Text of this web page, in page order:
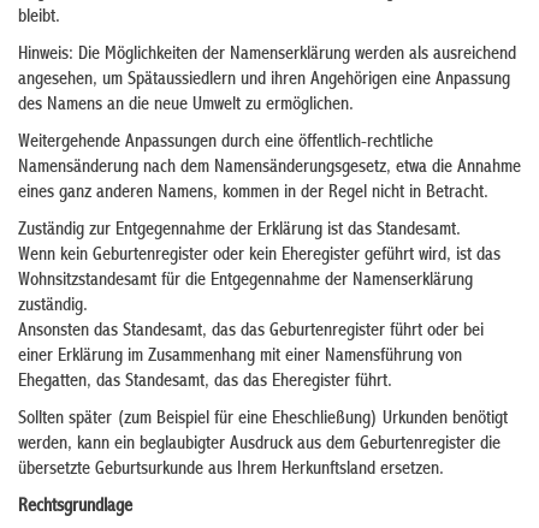
bleibt.
Hinweis: Die Möglichkeiten der Namenserklärung werden als ausreichend
angesehen, um Spätaussiedlern und ihren Angehörigen eine Anpassung
des Namens an die neue Umwelt zu ermöglichen.
Weitergehende Anpassungen durch eine öffentlich-rechtliche
Namensänderung nach dem Namensänderungsgesetz, etwa die Annahme
eines ganz anderen Namens, kommen in der Regel nicht in Betracht.
Zuständig zur Entgegennahme der Erklärung ist das Standesamt.
Wenn kein Geburtenregister oder kein Eheregister geführt wird, ist das
Wohnsitzstandesamt für die Entgegennahme der Namenserklärung
zuständig.
Ansonsten das Standesamt, das das Geburtenregister führt oder bei
einer Erklärung im Zusammenhang mit einer Namensführung von
Ehegatten, das Standesamt, das das Eheregister führt.
Sollten später (zum Beispiel für eine Eheschließung) Urkunden benötigt
werden, kann ein beglaubigter Ausdruck aus dem Geburtenregister die
übersetzte Geburtsurkunde aus Ihrem Herkunftsland ersetzen.
Rechtsgrundlage